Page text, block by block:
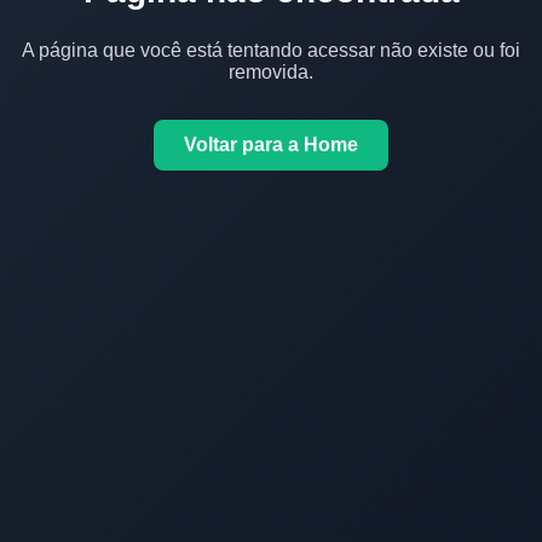
A página que você está tentando acessar não existe ou foi
removida.
Voltar para a Home